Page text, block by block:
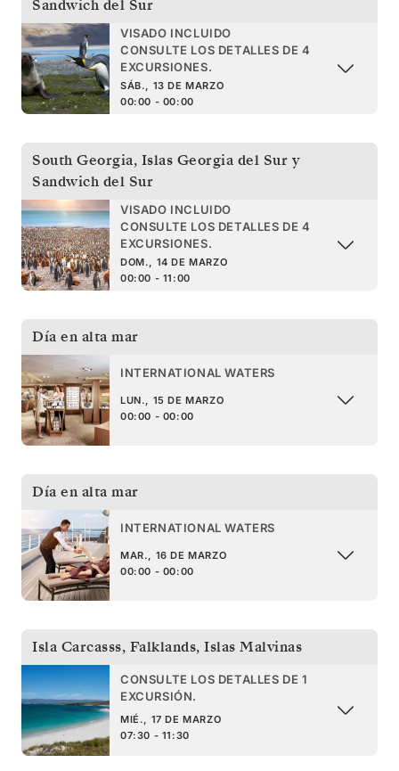
Sandwich del Sur
VISADO INCLUIDO
CONSULTE LOS DETALLES DE 4
EXCURSIONES.
SÁB., 13 DE MARZO
00:00 - 00:00
South Georgia, Islas Georgia del Sur y
Sandwich del Sur
VISADO INCLUIDO
CONSULTE LOS DETALLES DE 4
EXCURSIONES.
DOM., 14 DE MARZO
00:00 - 11:00
Día en alta mar
INTERNATIONAL WATERS
LUN., 15 DE MARZO
00:00 - 00:00
Día en alta mar
INTERNATIONAL WATERS
MAR., 16 DE MARZO
00:00 - 00:00
Isla Carcasss, Falklands, Islas Malvinas
CONSULTE LOS DETALLES DE 1
EXCURSIÓN.
MIÉ., 17 DE MARZO
07:30 - 11:30